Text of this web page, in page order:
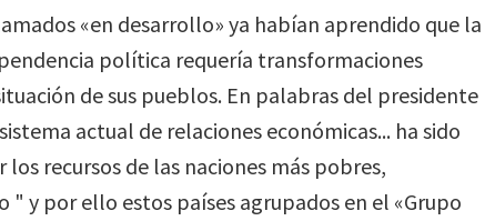
«en desarrollo» ya habían aprendido que la
política requería transformaciones
de sus pueblos. En palabras del presidente
actual de relaciones económicas... ha sido
recursos de las naciones más pobres,
y por ello estos países agrupados en el «Grupo